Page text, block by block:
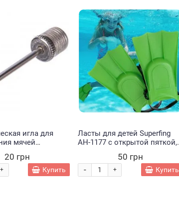
Нет в наличии
игла для
мячей
и других)
20 грн
+ Купить
Ласты для детей Superfing
AH-1177 с открытой пяткой,
50 грн
+
- Купить